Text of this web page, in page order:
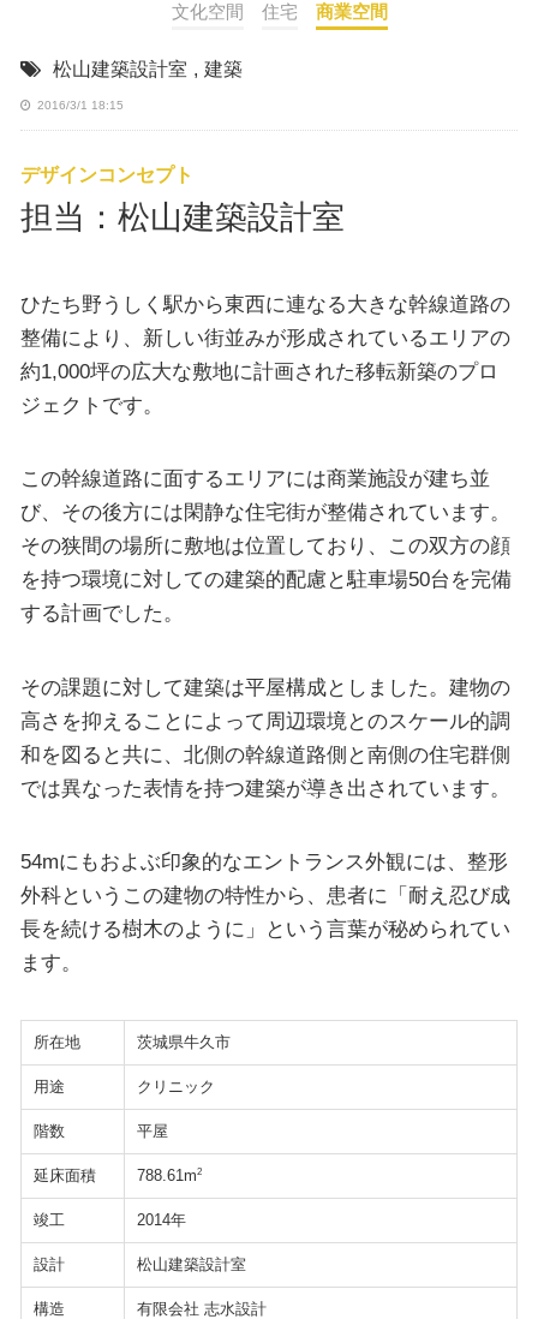
文化空間 住宅 商業空間
松山建築設計室 , 建築
2016/3/1 18:15
デザインコンセプト
担当：松山建築設計室
ひたち野うしく駅から東西に連なる大きな幹線道路の
整備により、新しい街並みが形成されているエリアの
約1,000坪の広大な敷地に計画された移転新築のプロ
ジェクトです。
この幹線道路に面するエリアには商業施設が建ち並
び、その後方には閑静な住宅街が整備されています。
その狭間の場所に敷地は位置しており、この双方の顔
を持つ環境に対しての建築的配慮と駐車場50台を完備
する計画でした。
その課題に対して建築は平屋構成としました。建物の
高さを抑えることによって周辺環境とのスケール的調
和を図ると共に、北側の幹線道路側と南側の住宅群側
では異なった表情を持つ建築が導き出されています。
54mにもおよぶ印象的なエントランス外観には、整形
外科というこの建物の特性から、患者に「耐え忍び成
長を続ける樹木のように」という言葉が秘められてい
ます。
所在地 茨城県牛久市
用途 クリニック
階数 平屋
延床面積 788.61m2
竣工 2014年
設計 松山建築設計室
構造 有限会社 志水設計